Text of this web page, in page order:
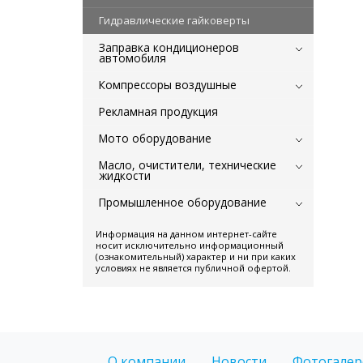
Гидравлические гайковерты
Заправка кондиционеров
автомобиля
Компрессоры воздушные
Рекламная продукция
Мото оборудование
Масло, очистители, технические
жидкости
Промышленное оборудование
Информация на данном интернет-сайте
носит исключительно информационный
(ознакомительный) характер и ни при каких
условиях не является публичной офертой.